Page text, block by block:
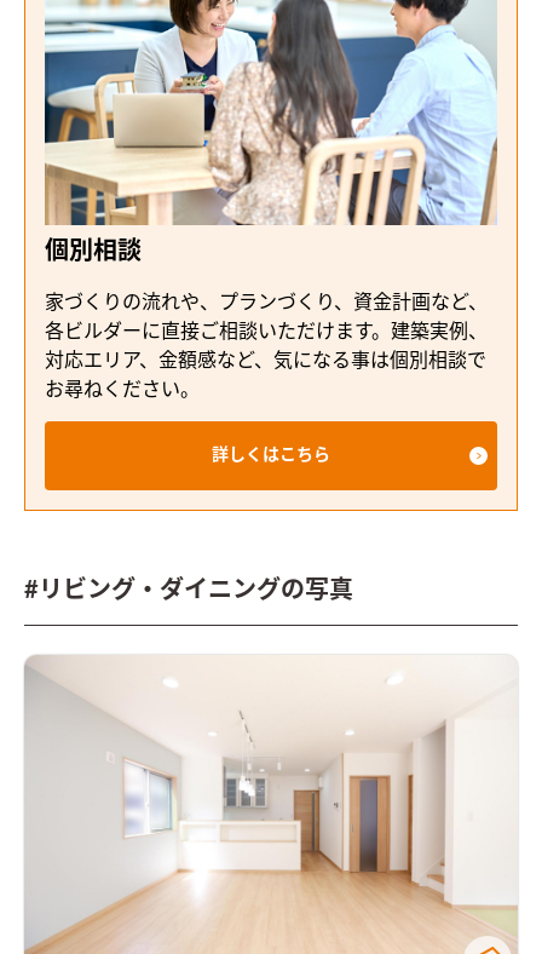
個別相談
家づくりの流れや、プランづくり、資金計画など、
各ビルダーに直接ご相談いただけます。建築実例、
対応エリア、金額感など、気になる事は個別相談で
お尋ねください。
詳しくはこちら
#リビング・ダイニングの写真